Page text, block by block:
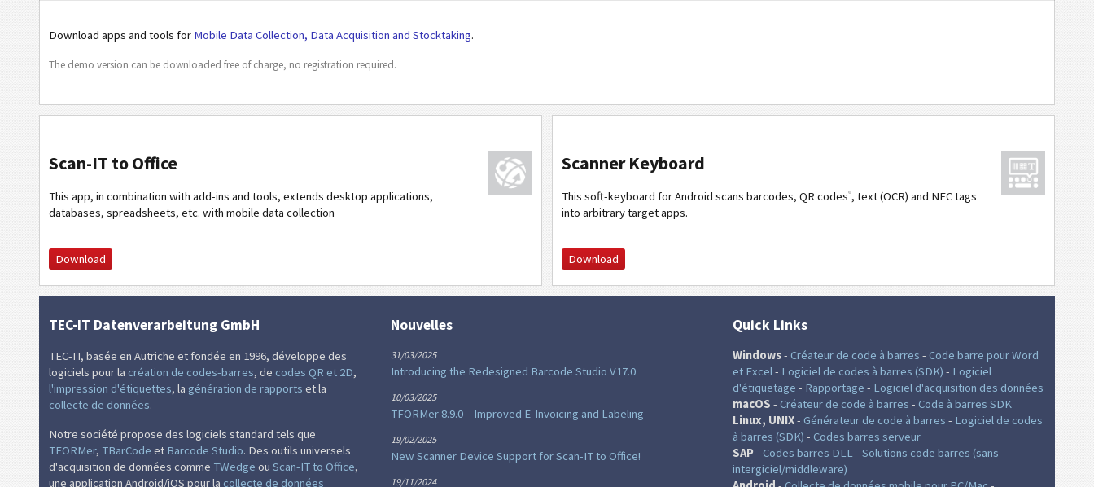
Download apps and tools for Mobile Data Collection, Data Acquisition and Stocktaking.
The demo version can be downloaded free of charge, no registration required.
Scan-IT to Office
This app, in combination with add-ins and tools, extends desktop applications,
databases, spreadsheets, etc. with mobile data collection
Download
Scanner Keyboard
This soft-keyboard for Android scans barcodes, QR codes®, text (OCR) and NFC tags
into arbitrary target apps.
Download
TEC-IT Datenverarbeitung GmbH
TEC-IT, basée en Autriche et fondée en 1996, développe des
logiciels pour la création de codes-barres, de codes QR et 2D,
l'impression d'étiquettes, la génération de rapports et la
collecte de données.
Notre société propose des logiciels standard tels que
TFORMer, TBarCode et Barcode Studio. Des outils universels
d'acquisition de données comme TWedge ou Scan-IT to Office,
une application Android/iOS pour la collecte de données
Nouvelles
31/03/2025
Introducing the Redesigned Barcode Studio V17.0
10/03/2025
TFORMer 8.9.0 – Improved E-Invoicing and Labeling
19/02/2025
New Scanner Device Support for Scan-IT to Office!
19/11/2024
Quick Links
Windows- Créateur de code à barres - Code barre pour Word
et Excel- Logiciel de codes à barres (SDK) - Logiciel
d'étiquetage - Rapportage - Logiciel d'acquisition des données
macOS - Créateur de code à barres - Code à barres SDK
Linux, UNIX- Générateur de code à barres - Logiciel de codes
à barres (SDK) - Codes barres serveur
SAP- Codes barres DLL- Solutions code barres (sans
intergiciel/middleware)